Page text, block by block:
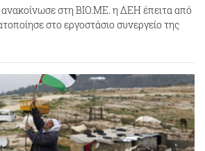
στη ΒΙΟ.ΜΕ. η ΔΕΗ έπειτα από
στο εργοστάσιο συνεργείο της